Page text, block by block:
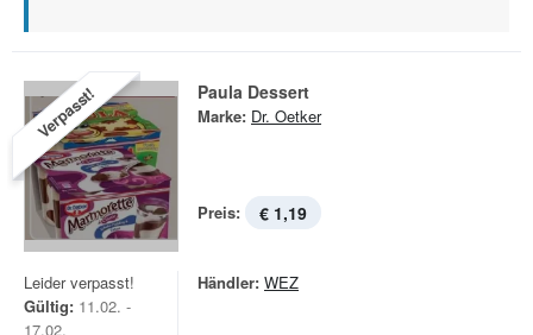
Verpasst! Paula Dessert
Marke: Dr. Oetker
Preis: € 1,19
Leider verpasst!
Gültig: 11.02. -
17.02.
Händler: WEZ